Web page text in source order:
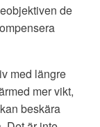
de
med längre
mer vikt,
beskära